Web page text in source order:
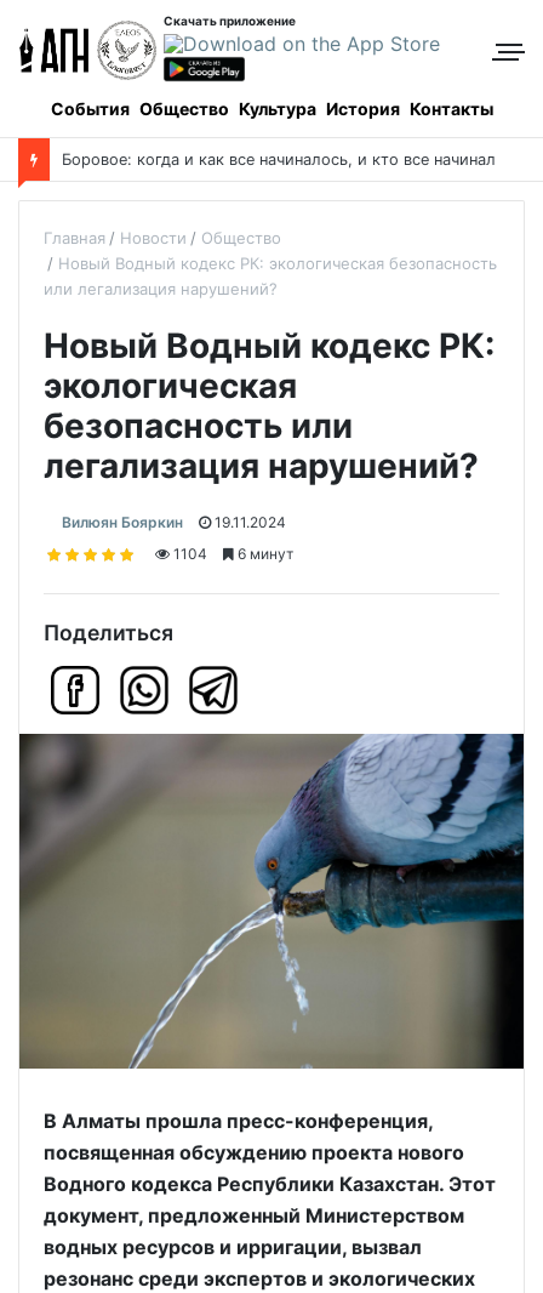
Скачать приложение
События Общество Культура История Контакты
Митрополит Александр помолился у чудотворной иконы о благополучии Казахстана
Главная Новости
Общество
Новый Водный кодекс РК: экологическая безопасность
или легализация нарушений?
Новый Водный кодекс РК:
экологическая
безопасность или
легализация нарушений?
Вилюян Бояркин
19.11.2024
1104
6 минут
Поделиться
В Алматы прошла пресс-конференция,
посвященная обсуждению проекта нового
Водного кодекса Республики Казахстан. Этот
документ, предложенный Министерством
водных ресурсов и ирригации, вызвал
резонанс среди экспертов и экологических